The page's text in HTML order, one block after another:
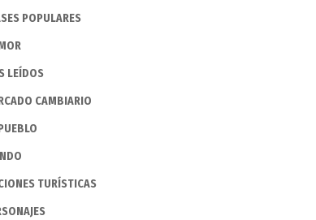
POPULARES
LEÍDOS
CAMBIARIO
TURÍSTICAS